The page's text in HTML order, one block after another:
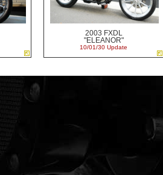
2003 FXDL
"ELEANOR"
10/01/30 Update